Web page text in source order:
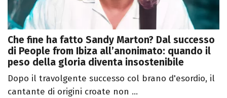
Che fine ha fatto Sandy Marton? Dal successo
di People from Ibiza all’anonimato: quando il
peso della gloria diventa insostenibile
Dopo il travolgente successo col brano d'esordio, il
cantante di origini croate non ...